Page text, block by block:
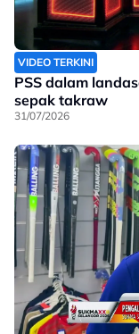
VIDEO TERKINI
PSS dalam
sepak takraw
31/07/2026